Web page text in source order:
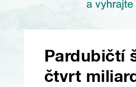
Pardubičtí
čtvrt